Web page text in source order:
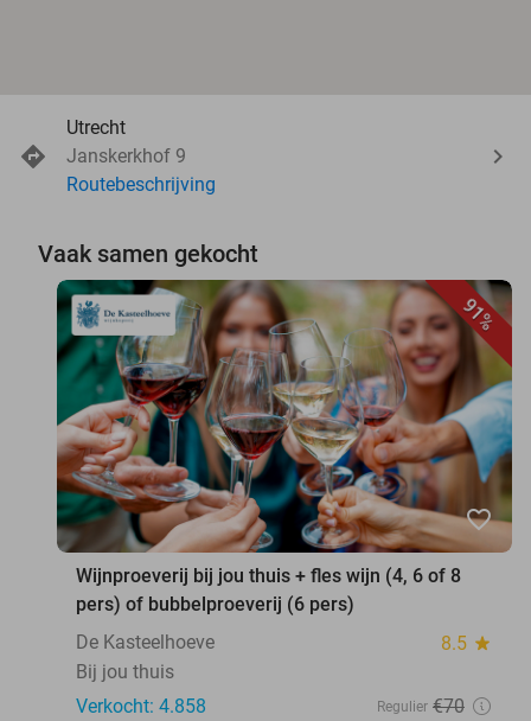
Utrecht
Janskerkhof 9
Routebeschrijving
Vaak samen gekocht
91%
favorite_border
Wijnproeverij bij jou thuis + fles wijn (4, 6 of 8
pers) of bubbelproeverij (6 pers)
De Kasteelhoeve
8.5 star
Bij jou thuis
Verkocht: 4.858
Regulier €70